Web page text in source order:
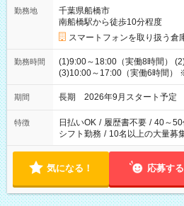
勤務地
千葉県船橋市
南船橋駅から徒歩10分程度
スマートフォンを取り扱う倉
勤務時間
(1)9:00～18:00（実働8時間）
(3)10:00～17:00（実働6時間
期間 長期 2026年9月スタート予定
特徴 日払いOK / 履歴書不要 / 40～50
シフト勤務 / 10名以上の大量募
気になる！ 応募する